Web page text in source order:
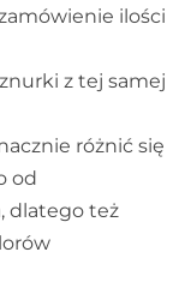
ilości
z tej samej
różnić się
od
dlatego też